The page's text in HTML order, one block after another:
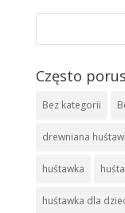
Często
Bez kategorii
drewniana
huśtawka
huśtawka dla